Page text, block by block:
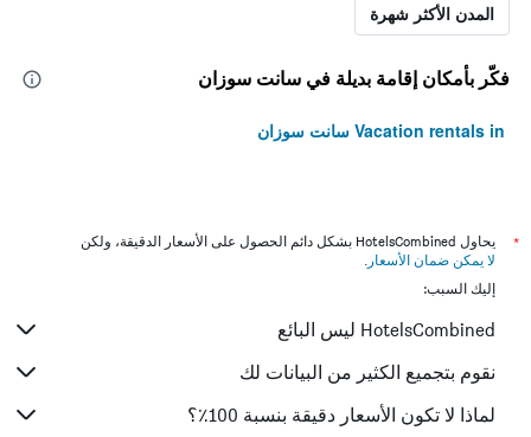
المدن الأكثر شهرة
فكّر بأمكان إقامة بديلة في سانت سوزان
Vacation rentals in سانت سوزان
*
يحاول HotelsCombined بشكل دائم الحصول على الأسعار الدقيقة، ولكن
لا يمكن ضمان الأسعار .
إليك السبب:
HotelsCombined ليس البائع
نقوم بتجميع الكثير من البيانات لك
لماذا لا تكون الأسعار دقيقة بنسبة 100٪؟